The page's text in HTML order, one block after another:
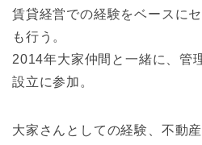
賃貸経営での経験をベースに
も行う。
2014年大家仲間と一緒に、管
設立に参加。
大家さんとしての経験、不動